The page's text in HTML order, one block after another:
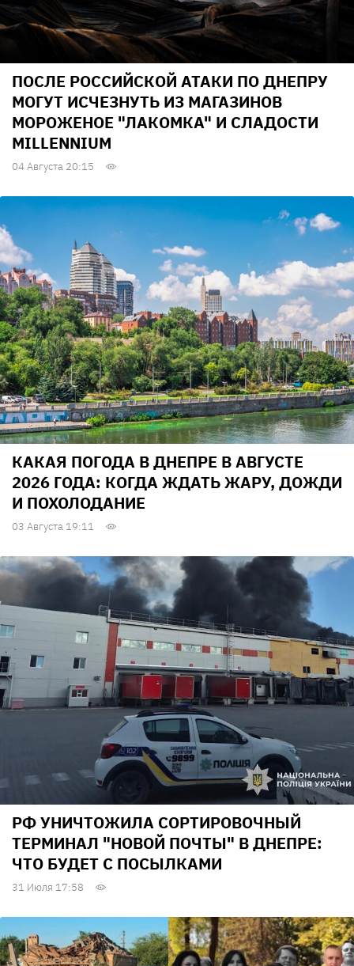
ПОСЛЕ РОССИЙСКОЙ АТАКИ ПО ДНЕПРУ
МОГУТ ИСЧЕЗНУТЬ ИЗ МАГАЗИНОВ
МОРОЖЕНОЕ "ЛАКОМКА" И СЛАДОСТИ
MILLENNIUM
04 Августа 20:15
КАКАЯ ПОГОДА В ДНЕПРЕ В АВГУСТЕ
2026 ГОДА: КОГДА ЖДАТЬ ЖАРУ, ДОЖДИ
И ПОХОЛОДАНИЕ
03 Августа 19:11
РФ УНИЧТОЖИЛА СОРТИРОВОЧНЫЙ
ТЕРМИНАЛ "НОВОЙ ПОЧТЫ" В ДНЕПРЕ:
ЧТО БУДЕТ С ПОСЫЛКАМИ
31 Июля 17:58